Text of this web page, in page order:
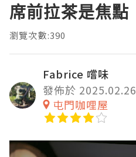
席前拉茶是焦點
瀏覽次數:390
Fabrice 嚐味
發佈於 2025.02.26
屯門咖哩屋